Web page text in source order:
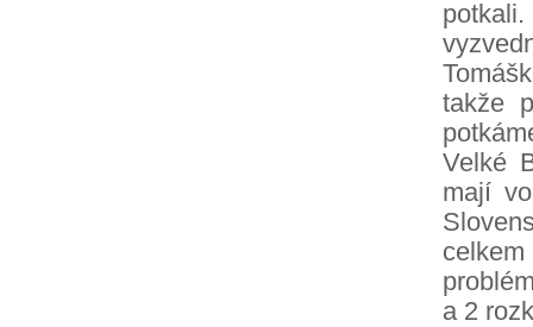
takže
Velké
mají
a 2